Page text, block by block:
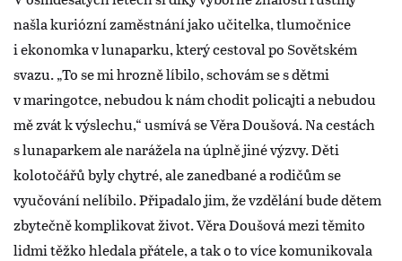
našla kuriózní zaměstnání jako učitelka, tlumočnice
i ekonomka v lunaparku, který cestoval po Sovětském
svazu. „To se mi hrozně líbilo, schovám se s dětmi
v maringotce, nebudou k nám chodit policajti a nebudou
mě zvát k výslechu,“ usmívá se Věra Doušová. Na cestách
s lunaparkem ale narážela na úplně jiné výzvy. Děti
kolotočářů byly chytré, ale zanedbané a rodičům se
vyučování nelíbilo. Připadalo jim, že vzdělání bude dětem
zbytečně komplikovat život. Věra Doušová mezi těmito
lidmi těžko hledala přátele, a tak o to více komunikovala